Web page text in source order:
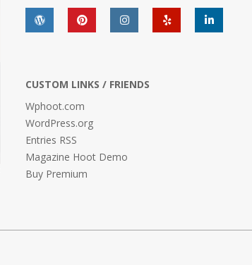
CUSTOM LINKS / FRIENDS
Wphoot.com
WordPress.org
Entries RSS
Magazine Hoot Demo
Buy Premium